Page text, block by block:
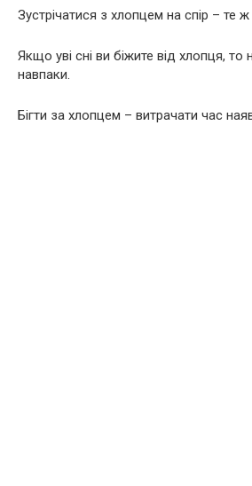
Зустрічатися з хлопцем на спір – те
Якщо уві сні ви біжите від хлопця, то
навпаки.
Бігти за хлопцем – витрачати час